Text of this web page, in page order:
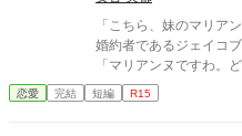
お世話になりました旦
う天才貴公子と称され
書を握りしめ涙と鼻水を垂らす」 ②「何をさ
臆病な公爵令嬢は、王
天才美少女は爪を隠す」 ③「運命的な出会いからの即日プロポー
「こちら、妹のマリアンヌですわ」 妹を
婚約者であるジェイコ
「マリアンヌですわ。
様」 「ど、どうも……」 ジェイコブ様が瞳を大きくし、マリア
ンヌに見惚れています
恋愛 完結 短編 R15